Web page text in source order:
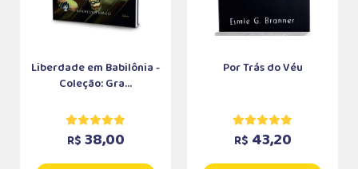
Liberdade em Babilônia -
Coleção: Gra...
R$ 38,00
Por Trás do Véu
R$ 43,20